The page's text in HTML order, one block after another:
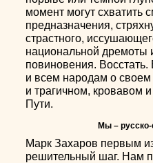
момент могут схватить
предназначения,
страстного,
национальной дремоты
повиновения.
и всем народам о
и трагичном, кровавом
Пути.
Мы –
Марк Захаров первым
решительный шаг. Нам